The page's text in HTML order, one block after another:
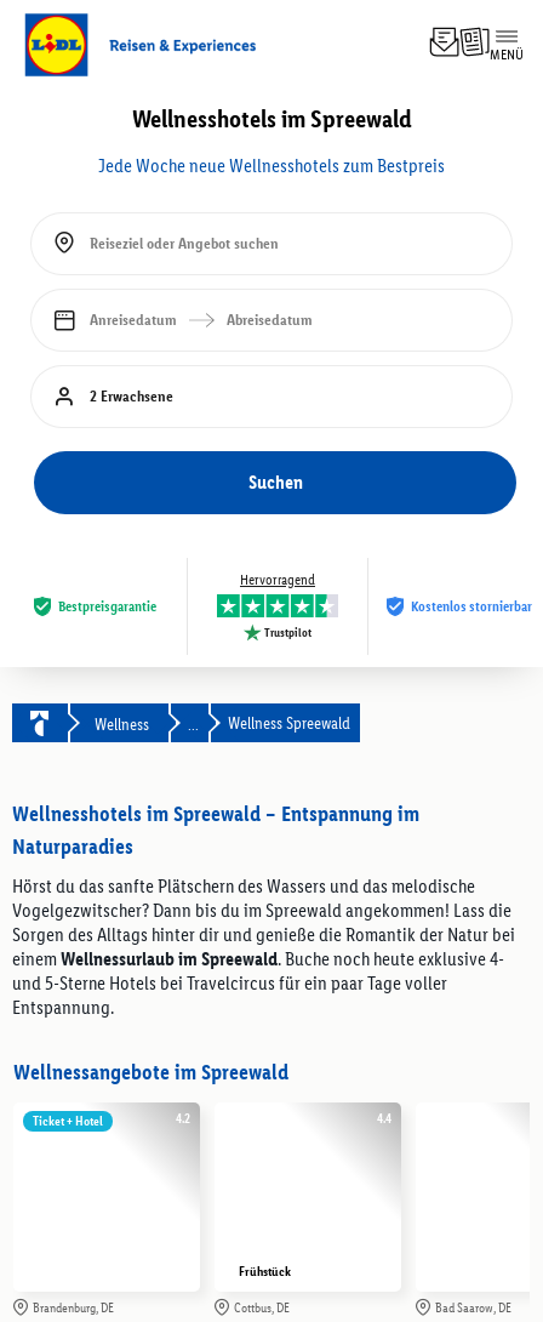
MENÜ
Wellnesshotels im Spreewald
Jede Woche neue Wellnesshotels zum Bestpreis
Reiseziel oder Angebot suchen
Anreisedatum Abreisedatum
2 Erwachsene
Suchen
Bestpreis­garantie
Hervorragend
Trustpilot
Kostenlos stornierbar
Wellness Wellness Spreewald
Wellnesshotels im Spreewald – Entspannung im
Naturparadies
Hörst du das sanfte Plätschern des Wassers und das melodische
Vogelgezwitscher? Dann bis du im Spreewald angekommen! Lass die
Sorgen des Alltags hinter dir und genieße die Romantik der Natur bei
einemWellnessurlaub im Spreewald. Buche noch heute exklusive 4-
und 5-Sterne Hotels bei Travelcircus für ein paar Tage voller
Entspannung.
Wellnessangebote im Spreewald
4.2
Ticket + Hotel
Brandenburg, DE
4.4
Frühstück
Cottbus, DE
Bad Saarow, DE